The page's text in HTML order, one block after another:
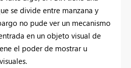
se divide entre manzana y
no pude ver un mecanismo
en un objeto visual de
el poder de mostrar u